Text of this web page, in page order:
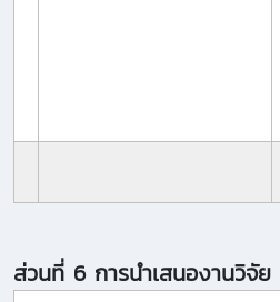
ส่วนที่ 6 การนำเสนองานวิจัย